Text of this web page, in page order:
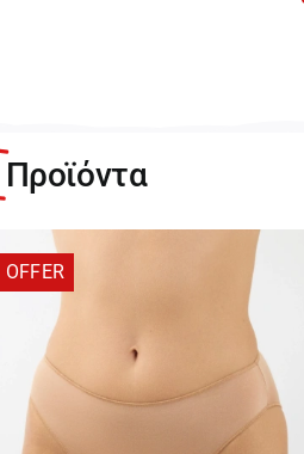
10224867-
0004
ποσότητα
Προϊόντα
OFFER